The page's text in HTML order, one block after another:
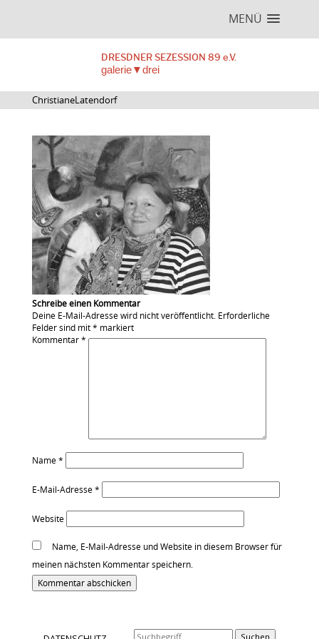
MENÜ
DRESDNER SEZESSION 89 e.V.
galerie▼drei
ChristianeLatendorf
Schreibe einen Kommentar
Deine E-Mail-Adresse wird nicht veröffentlicht. Erforderliche
Felder sind mit* markiert
Kommentar*
Name*
E-Mail-Adresse*
Website
Name, E-Mail-Adresse und Website in diesem Browser für
meinen nächsten Kommentar speichern.
Suchen